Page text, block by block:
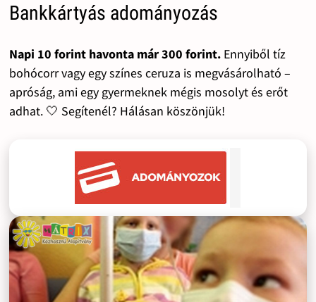
Bankkártyás adományozás
Napi 10 forint havonta már 300 forint.Ennyiből tíz
bohócorr vagy egy színes ceruza is megvásárolható –
apróság, ami egy gyermeknek mégis mosolyt és erőt
adhat. 🤍 Segítenél? Hálásan köszönjük!